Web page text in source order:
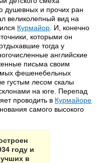
душевных и прочих ран
великолепный вид на
Курмайор . И, конечно
которыми он
тогда у
английские
письма своим
фешенебельных
густым лесом скалы
на юге. Перепад
проводить в Курмайоре
самого высокого
году и
в